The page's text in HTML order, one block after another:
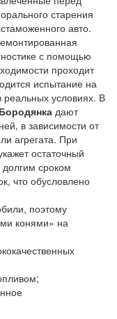
старения
авто.
с помощью
проходит
испытание на
реальных условиях. В
дают
в зависимости от
агрегата. При
остаточный
сроком
что обусловлено
поэтому
конями» на